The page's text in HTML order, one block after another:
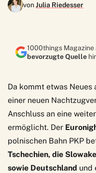
vonJulia Riedesser
1000things Magazine
bevorzugte Quelle
Da kommt etwas Neues
einer neuen
Anschluss an eine
ermöglicht. Der
polnischen Bahn PKP
Tschechien, die
sowie Deutschland und